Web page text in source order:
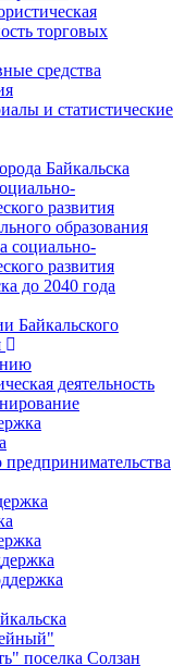
торговых
средства
и статистические
Байкальска
развития
образования
социально-
развития
до 2040 года
Байкальского
деятельность
предпринимательства
поселка Солзан